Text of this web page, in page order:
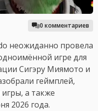
0 комментариев
неожиданно провела
игре для
Сигэру Миямото и
геймплей,
а также
2026 года.